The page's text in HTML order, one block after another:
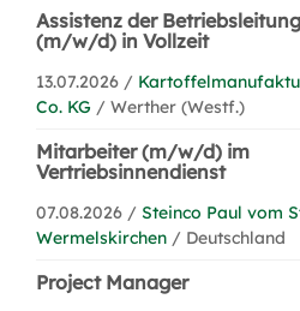
Assistenz der Betriebsleitung
(m/w/d) in Vollzeit
13.07.2026 /
Co. KG / Werther (Westf.)
Mitarbeiter (m/w/d) im
Vertriebsinnendienst
07.08.2026 / Steinco Paul vom
Wermelskirchen / Deutschland
Project Manager